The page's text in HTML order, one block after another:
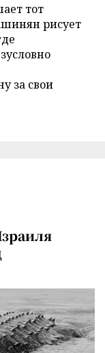
тот
рисует
за свои